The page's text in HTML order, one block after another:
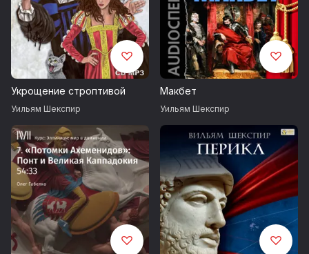
Укрощение строптивой
Уильям Шекспир
Макбет
Уильям Шекспир